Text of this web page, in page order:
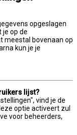
opgeslagen
je op de
meestal bovenaan op
kun je je
lijst?
vind je de
optie activeert zul
voor beheerders,